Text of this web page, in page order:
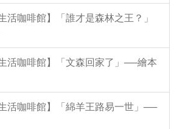
活咖啡館】「誰才是森林之王？」
活咖啡館】「文森回家了」──繪本
活咖啡館】「綿羊王路易一世」──